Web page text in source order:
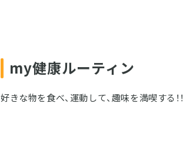
my健康ルーティン
好きな物を食べ、運動して、趣味を満喫する！！